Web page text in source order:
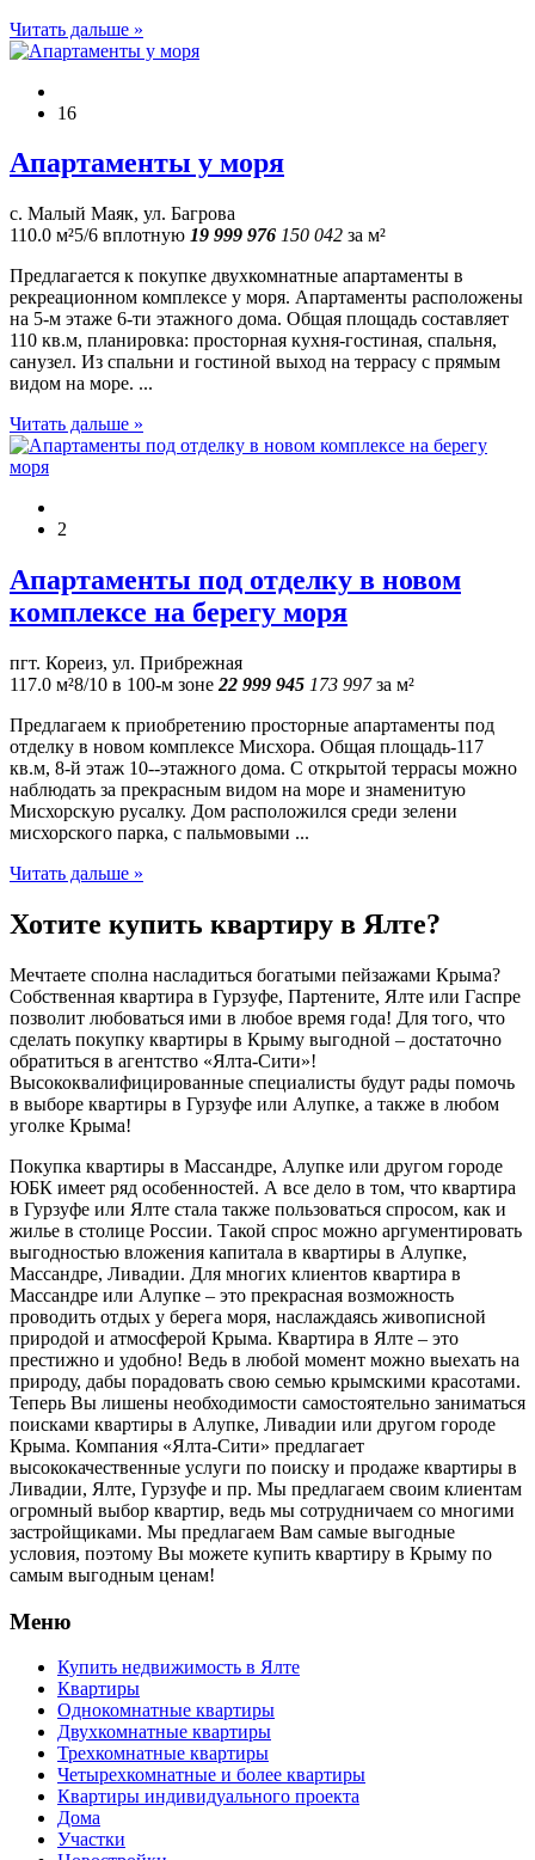
Читать дальше »
16
Апартаменты у моря
с. Малый Маяк, ул. Багрова
110.0 м²5/6 вплотную 19 999 976 150 042 за м²
Предлагается к покупке двухкомнатные апартаменты в
рекреационном комплексе у моря. Апартаменты расположены
на 5-м этаже 6-ти этажного дома. Общая площадь составляет
110 кв.м, планировка: просторная кухня-гостиная, спальня,
санузел. Из спальни и гостиной выход на террасу с прямым
видом на море. ...
Читать дальше »
2
Апартаменты под отделку в новом
комплексе на берегу моря
пгт. Кореиз, ул. Прибрежная
117.0 м²8/10 в 100-м зоне 22 999 945 173 997 за м²
Предлагаем к приобретению просторные апартаменты под
отделку в новом комплексе Мисхора. Общая площадь-117
кв.м, 8-й этаж 10--этажного дома. С открытой террасы можно
наблюдать за прекрасным видом на море и знаменитую
Мисхорскую русалку. Дом расположился среди зелени
мисхорского парка, с пальмовыми ...
Читать дальше »
Хотите купить квартиру в Ялте?
Мечтаете сполна насладиться богатыми пейзажами Крыма?
Собственная квартира в Гурзуфе, Партените, Ялте или Гаспре
позволит любоваться ими в любое время года! Для того, что
сделать покупку квартиры в Крыму выгодной – достаточно
обратиться в агентство «Ялта-Сити»!
Высококвалифицированные специалисты будут рады помочь
в выборе квартиры в Гурзуфе или Алупке, а также в любом
уголке Крыма!
Покупка квартиры в Массандре, Алупке или другом городе
ЮБК имеет ряд особенностей. А все дело в том, что квартира
в Гурзуфе или Ялте стала также пользоваться спросом, как и
жилье в столице России. Такой спрос можно аргументировать
выгодностью вложения капитала в квартиры в Алупке,
Массандре, Ливадии. Для многих клиентов квартира в
Массандре или Алупке – это прекрасная возможность
проводить отдых у берега моря, наслаждаясь живописной
природой и атмосферой Крыма. Квартира в Ялте – это
престижно и удобно! Ведь в любой момент можно выехать на
природу, дабы порадовать свою семью крымскими красотами.
Теперь Вы лишены необходимости самостоятельно заниматься
поисками квартиры в Алупке, Ливадии или другом городе
Крыма. Компания «Ялта-Сити» предлагает
высококачественные услуги по поиску и продаже квартиры в
Ливадии, Ялте, Гурзуфе и пр. Мы предлагаем своим клиентам
огромный выбор квартир, ведь мы сотрудничаем со многими
застройщиками. Мы предлагаем Вам самые выгодные
условия, поэтому Вы можете купить квартиру в Крыму по
самым выгодным ценам!
Меню
Купить недвижимость в Ялте
Квартиры
Однокомнатные квартиры
Двухкомнатные квартиры
Трехкомнатные квартиры
Четырехкомнатные и более квартиры
Квартиры индивидуального проекта
Дома
Участки